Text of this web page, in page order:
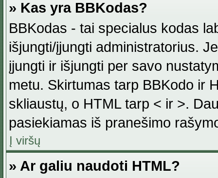
» Kas yra BBKodas?
BBKodas - tai specialus kodas
išjungti/įjungti administratorius.
įjungti ir išjungti per savo
metu. Skirtumas tarp BBKodo ir
skliaustų, o HTML tarp < ir >.
pasiekiamas iš pranešimo
Į viršų
» Ar galiu naudoti HTML?